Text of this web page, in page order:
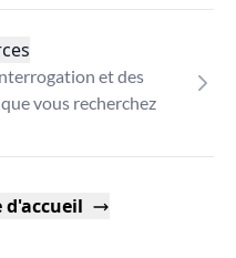
et des
vous recherchez
d'accueil